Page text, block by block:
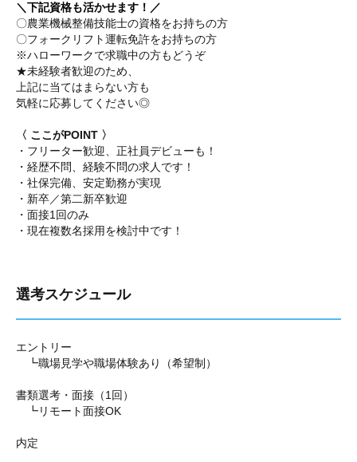
＼下記資格も活かせます！／
〇農業機械整備技能士の資格をお持ちの方
〇フォークリフト運転免許をお持ちの方
※ハローワークで求職中の方もどうぞ
★未経験者歓迎のため、
上記に当てはまらない方も
気軽に応募してください◎
〈 ここがPOINT 〉
・フリーター歓迎、正社員デビューも！
・経歴不問、経験不問の求人です！
・社保完備、安定勤務が実現
・新卒／第二新卒歓迎
・面接1回のみ
・現在複数名採用を検討中です！
選考スケジュール
エントリー
┗職場見学や職場体験あり（希望制）
書類選考・面接（1回）
┗リモート面接OK
内定